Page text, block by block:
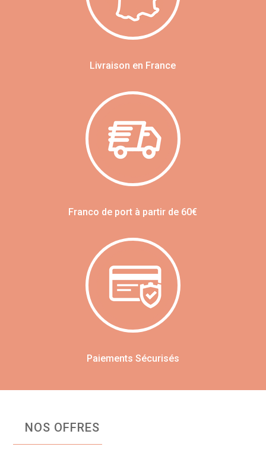
Livraison en France
Franco de port à partir de 60€
Paiements Sécurisés
NOS OFFRES